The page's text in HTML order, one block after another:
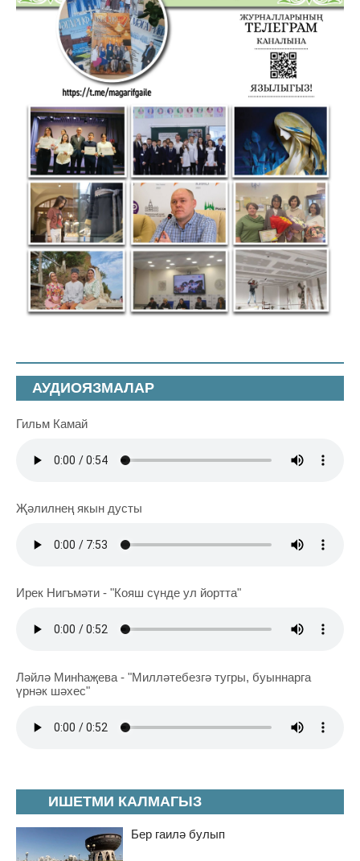
ИШЕТМИ КАЛМАГЫЗ
Бер гаилә булып
АУДИОЯЗМАЛАР
Гильм Камай
Җәлилнең якын дусты
Ирек Нигъмәти - "Кояш сүнде ул йортта"
Ләйлә Минһаҗева - "Милләтебезгә тугры, буыннарга
үрнәк шәхес"